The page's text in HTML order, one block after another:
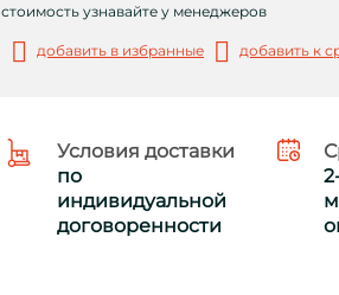
стоимость узнавайте у менеджеров
добавить в избранные добавить к
Условия доставки
по
индивидуальной
договоренности